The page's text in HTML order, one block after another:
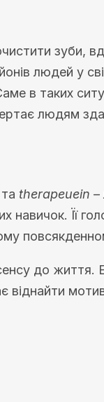
зуби,
людей у
в таких
людям
therapeuein –
навичок. Її
до